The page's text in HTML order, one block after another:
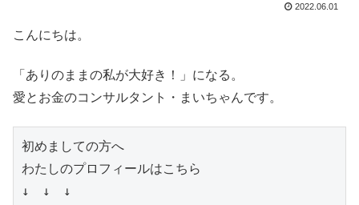
2022.06.01
こんにちは。
「ありのままの私が大好き！」になる。
愛とお金のコンサルタント・まいちゃんです。
初めましての方へ
わたしのプロフィールはこちら